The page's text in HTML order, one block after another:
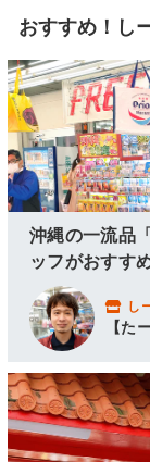
8
おすすめ！し
沖縄の一流品
ッフがおすす
こにあり！
し
【た